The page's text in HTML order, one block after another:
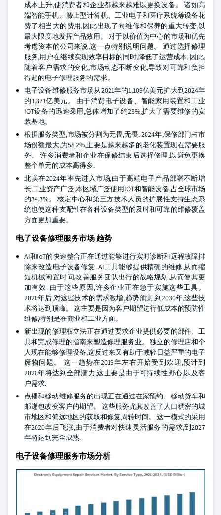
成本上升,使消费者和企业都越来越难以更换设备。 诸如高
端智能手机、膝上型计算机、工业电子和医疗系统等设备花
费了相当大的费用,因此出现了向维修和保养的重大转变,以
最大限度地发挥产品效用。 对于以价值为中心的市场和优先
考虑资本的公司来说,这一点特别说明问题。 通过选择修理
服务,用户在继续实现效率目标的同时,降低了运营成本. 因此,
随着客户需求的变化,市场动态不断变化,导致对可靠和负担
得起的电子修理服务的需求。
电子设备维修服务市场从2021年的1,109亿美元扩大到2024年
的1,371亿美元。 由于消费电子设备、智能家用装置和工业
IOT设备的迅速采用,总体增加了约23%,扩大了需要维修的安
装基地。
根据服务类型,市场被分割为无畏,无畏. 2024年,保修部门占市
场份额最大,为58.2%,主要是越来越多的老化装置现在需要服
务。 许多消费者和企业在保修结束后选择修理,以避免更换
整个单元的成本高得多.
北美在2024年率先进入市场,由于高端电子产品部署不断增
长,工业资产广泛,本区域广泛使用IOT和智能设备,占全球市场
的34.3%。 核定中心和第三方技术人员的扩展性支持生态系
统也使这种支配性在各种设备类型的及时和可靠的维修覆盖
方面更加重要。
电子设备修理服务市场 趋势
AI和IoT的快速整合正在通过能够进行实时诊断和远程故障排
除来改造电子设备修复. AI工具能够提供精确的维修,从而缩
短机械闲置时间,改善服务团队出行的战略规划,从而使其更
加有效. 由于这些原因,许多企业正在急于实施这些工具。
2020年后,对这些技术的需求激增,趋势预测,到2030年,这些技
术将达到顶峰。 这主要是因为客户期望进行低成本的预防性
维修,特别是在商业和工业方面。
新出现的修理权立法正在通过要求企业提供必要的部件、工
具和完成修理的指南来塑造修理服务业。 独立的修理店和个
人现在能够修理设备,这反过来又有助于减轻日益严重的电子
废物问题。 这一趋势在2019年左右开始受到欢迎,预计到
2028年将达到全部潜力,这主要是由于可持续性野心,以及客
户需求.
点播和移动维修服务的出现正在通过在家预约、移动货车和
邮递包改变客户的期望。 这些服务尤其改善了人口稠密的城
市地区和偏远地区的获取和修复周转时间。 这一模式的采用
在2020年后飞涨,由于消费者对快速灵活服务的需求,到2027
年将达到完全成熟.
电子设备修理服务市场分析